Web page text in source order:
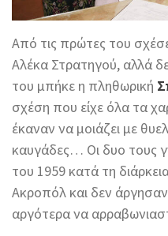
Από τις πρώτες του
Αλέκα Στρατηγού, αλλά
του μπήκε η πληθωρική
σχέση που είχε όλα τα
έκαναν να μοιάζει με
καυγάδες… Οι δυο τους
του 1959 κατά τη
Ακροπόλ και δεν άργησαν
αργότερα να